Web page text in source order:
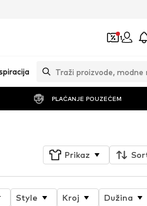
1
PLAĆANJE POUZEĆEM
Prikaz
Style Kroj
Dužina